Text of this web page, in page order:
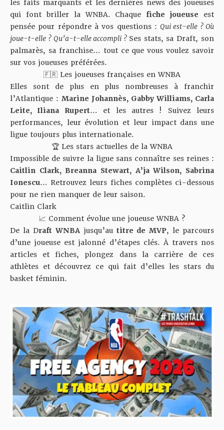
les faits marquants et les dernières news des joueuses
qui font briller la WNBA. Chaquefiche joueuse est
pensée pour répondre à vos questions :Qui est-elle ? Où
joue-t-elle ? Qu’a-t-elle accompli ? Ses stats, sa Draft, son
palmarès, sa franchise… tout ce que vous voulez savoir
sur vos joueuses préférées.
🇫🇷 Les joueuses françaises en WNBA
Elles sont de plus en plus nombreuses à franchir
l’Atlantique : Marine Johannès, Gabby Williams, Carla
Leite, Iliana Rupert… et les autres ! Suivez leurs
performances, leur évolution et leur impact dans une
ligue toujours plus internationale.
🏆 Les stars actuelles de la WNBA
Impossible de suivre la ligue sans connaître ses reines :
Caitlin Clark, Breanna Stewart, A’ja Wilson, Sabrina
Ionescu… Retrouvez leurs fiches complètes ci-dessous
pour ne rien manquer de leur saison.
Caitlin Clark
📈 Comment évolue une joueuse WNBA ?
De la Draft WNBA jusqu’autitre de MVP, le parcours
d’une joueuse est jalonné d’étapes clés. À travers nos
articles et fiches, plongez dans la carrière de ces
athlètes et découvrez ce qui fait d’elles les stars du
basket féminin.